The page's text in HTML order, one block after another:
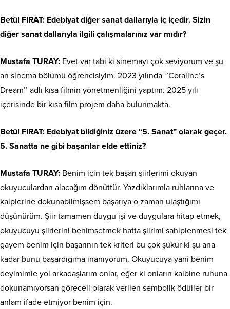
Betül FIRAT: Edebiyat diğer sanat dallarıyla iç içedir. Sizin
diğer sanat dallarıyla ilgili çalışmalarınız var mıdır?
Mustafa TURAY: Evet var tabi ki sinemayı çok seviyorum ve şu
an sinema bölümü öğrencisiyim. 2023 yılında ‘’Coraline’s
Dream’’ adlı kısa filmin yönetmenliğini yaptım. 2025 yılı
içerisinde bir kısa film projem daha bulunmakta.
Betül FIRAT: Edebiyat bildiğiniz üzere “5. Sanat” olarak geçer.
5. Sanatta ne gibi başarılar elde ettiniz?
Mustafa TURAY: Benim için tek başarı şiirlerimi okuyan
okuyuculardan alacağım dönüttür. Yazdıklarımla ruhlarına ve
kalplerine dokunabilmişsem başarıya o zaman ulaştığımı
düşünürüm. Şiir tamamen duygu işi ve duygulara hitap etmek,
okuyucuyu şiirlerini benimsetmek hatta şiirimi sahiplenmesi tek
gayem benim için başarının tek kriteri bu çok şükür ki şu ana
kadar bunu başardığıma inanıyorum. Okuyucuya yani benim
deyimimle yol arkadaşlarım onlar, eğer ki onların kalbine ruhuna
dokunamıyorsan göreceli olarak verilen sembolik ödüller bir
anlam ifade etmiyor benim için.